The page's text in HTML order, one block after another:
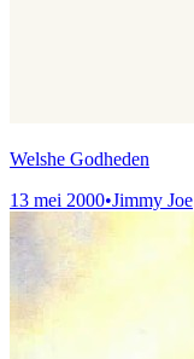
Welshe Godheden
13 mei 2000•Jimmy Joe